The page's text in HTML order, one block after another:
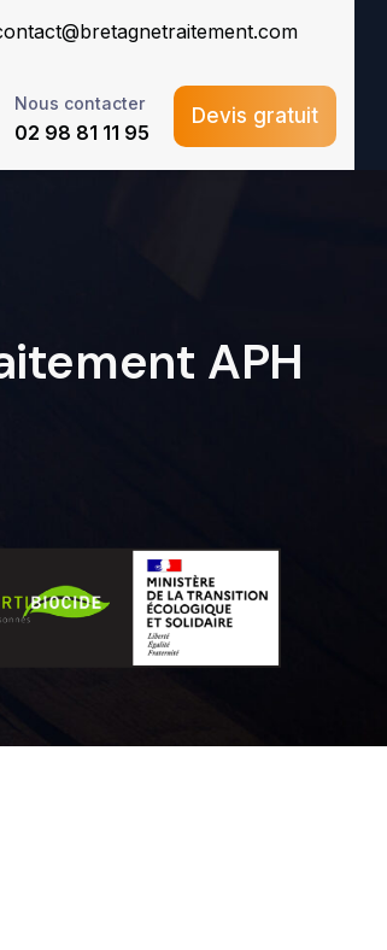
Nous contacter
02 98 81 11 95
Devis gratuit
APH